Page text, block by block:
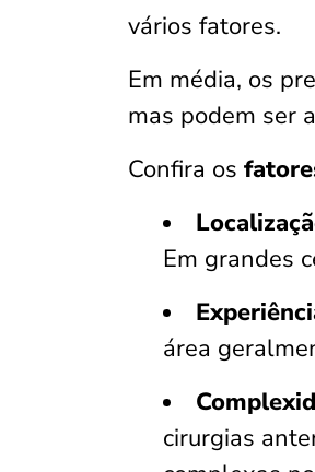
vários fatores.
Em média, os
mas podem ser
Confira os
Em grandes
área
cirurgias